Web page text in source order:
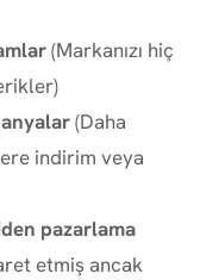
(Markanızı hiç
(Daha
indirim veya
pazarlama
etmiş ancak